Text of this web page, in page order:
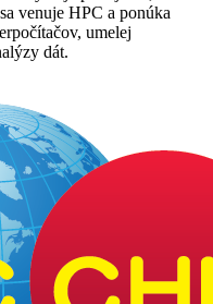
venuje HPC a ponúka
umelej
dát.